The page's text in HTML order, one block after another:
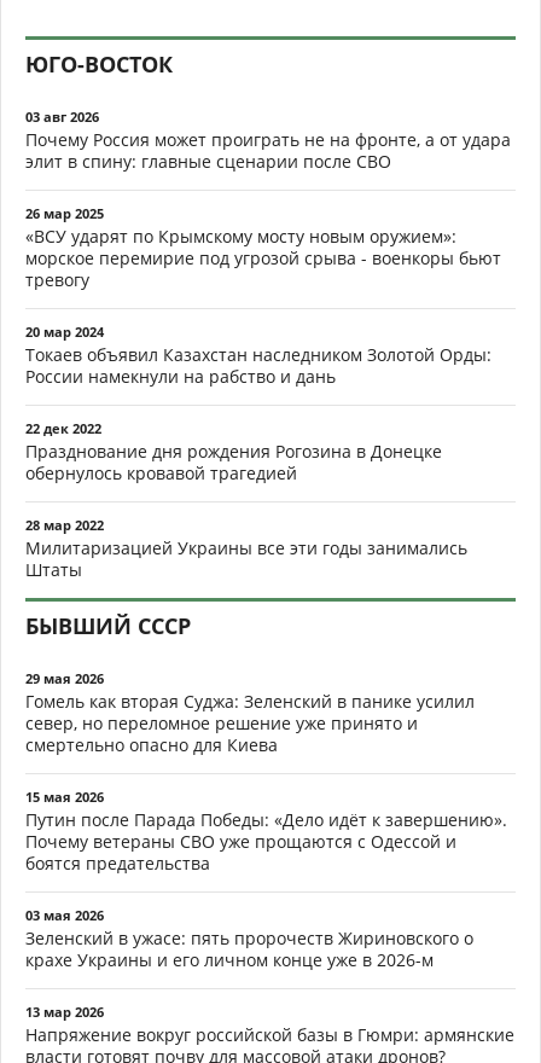
ЮГО-ВОСТОК
03 авг 2026
Почему Россия может проиграть не на фронте, а от удара
элит в спину: главные сценарии после СВО
26 мар 2025
«ВСУ ударят по Крымскому мосту новым оружием»:
морское перемирие под угрозой срыва - военкоры бьют
тревогу
20 мар 2024
Токаев объявил Казахстан наследником Золотой Орды:
России намекнули на рабство и дань
22 дек 2022
Празднование дня рождения Рогозина в Донецке
обернулось кровавой трагедией
28 мар 2022
Милитаризацией Украины все эти годы занимались
Штаты
БЫВШИЙ СССР
29 мая 2026
Гомель как вторая Суджа: Зеленский в панике усилил
север, но переломное решение уже принято и
смертельно опасно для Киева
15 мая 2026
Путин после Парада Победы: «Дело идёт к завершению».
Почему ветераны СВО уже прощаются с Одессой и
боятся предательства
03 мая 2026
Зеленский в ужасе: пять пророчеств Жириновского о
крахе Украины и его личном конце уже в 2026-м
13 мар 2026
Напряжение вокруг российской базы в Гюмри: армянские
власти готовят почву для массовой атаки дронов?